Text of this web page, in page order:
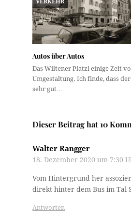
VERKEHR
Autos über Autos
Das Wiltener Platzl einige Zeit
Umgestaltung. Ich finde, dass
sehr gut…
Dieser Beitrag hat 10
Walter Rangger
18. Dezember 2020 um 7:30
Vom Hintergrund her
direkt hinter dem Bus im Tal
Antworten